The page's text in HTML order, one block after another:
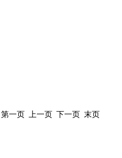
一页 上一页 下一页 末页